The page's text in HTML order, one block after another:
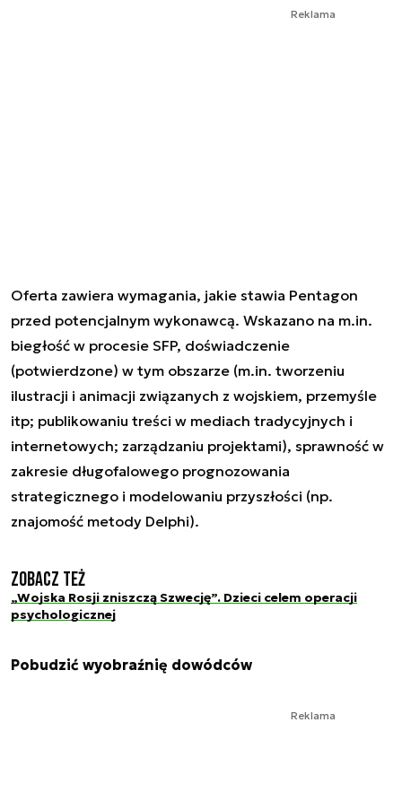
Reklama
Oferta zawiera wymagania, jakie stawia Pentagon
przed potencjalnym wykonawcą. Wskazano na m.in.
biegłość w procesie SFP, doświadczenie
(potwierdzone) w tym obszarze (m.in. tworzeniu
ilustracji i animacji związanych z wojskiem, przemyśle
itp; publikowaniu treści w mediach tradycyjnych i
internetowych; zarządzaniu projektami), sprawność w
zakresie długofalowego prognozowania
strategicznego i modelowaniu przyszłości (np.
znajomość metody Delphi).
Zobacz też
„Wojska Rosji zniszczą Szwecję”. Dzieci celem operacji
psychologicznej
Pobudzić wyobraźnię dowódców
Reklama